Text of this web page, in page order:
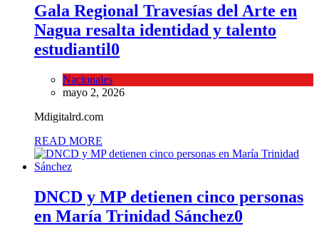
Gala Regional Travesías del Arte en
Nagua resalta identidad y talento
estudiantil0
Nacionales
mayo 2, 2026
Mdigitalrd.com
READ MORE
DNCD y MP detienen cinco personas
en María Trinidad Sánchez0